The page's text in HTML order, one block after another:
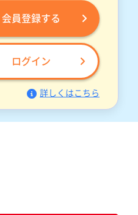
会員登録する
ログイン
詳しくはこちら